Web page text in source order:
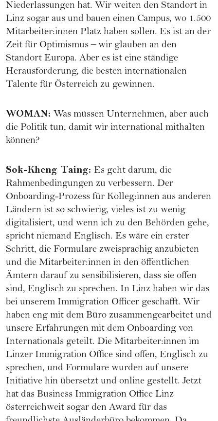
Niederlassungen hat. Wir weiten den Standort in
Linz sogar aus und bauen einen Campus, wo 1.500
Mitarbeiter:innen Platz haben sollen. Es ist an der
Zeit für Optimismus – wir glauben an den
Standort Europa. Aber es ist eine ständige
Herausforderung, die besten internationalen
Talente für Österreich zu gewinnen.
WOMAN: Was müssen Unternehmen, aber auch
die Politik tun, damit wir international mithalten
können?
Sok-Kheng Taing: Es geht darum, die
Rahmenbedingungen zu verbessern. Der
Onboarding-Prozess für Kolleg:innen aus anderen
Ländern ist so schwierig, vieles ist zu wenig
digitalisiert, und wenn ich zu den Behörden gehe,
spricht niemand Englisch. Es wäre ein erster
Schritt, die Formulare zweisprachig anzubieten
und die Mitarbeiter:innen in den öffentlichen
Ämtern darauf zu sensibilisieren, dass sie offen
sind, Englisch zu sprechen. In Linz haben wir das
bei unserem Immigration Officer geschafft. Wir
haben eng mit dem Büro zusammengearbeitet und
unsere Erfahrungen mit dem Onboarding von
Internationals geteilt. Die Mitarbeiter:innen im
Linzer Immigration Office sind offen, Englisch zu
sprechen, und Formulare wurden auf unsere
Initiative hin übersetzt und online gestellt. Jetzt
hat das Business Immigration Office Linz
österreichweit sogar den Award für das